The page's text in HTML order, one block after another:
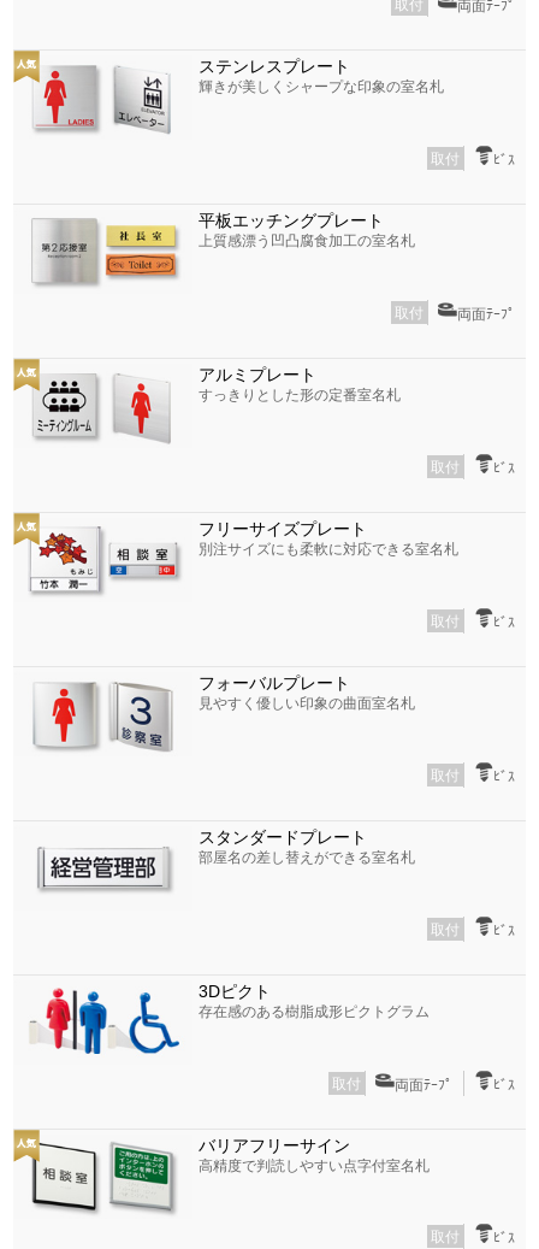
取付 両面ﾃｰﾌﾟ
ステンレスプレート
輝きが美しくシャープな印象の室名札
取付 ﾋﾞｽ
平板エッチングプレート
上質感漂う凹凸腐食加工の室名札
取付 両面ﾃｰﾌﾟ
アルミプレート
すっきりとした形の定番室名札
取付 ﾋﾞｽ
フリーサイズプレート
別注サイズにも柔軟に対応できる室名札
取付 ﾋﾞｽ
フォーバルプレート
見やすく優しい印象の曲面室名札
取付 ﾋﾞｽ
スタンダードプレート
部屋名の差し替えができる室名札
取付 ﾋﾞｽ
3Dピクト
存在感のある樹脂成形ピクトグラム
取付 両面ﾃｰﾌﾟ ﾋﾞｽ
バリアフリーサイン
高精度で判読しやすい点字付室名札
取付 ﾋﾞｽ